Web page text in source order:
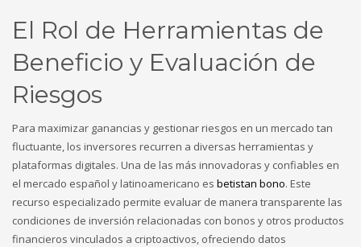
3 Payment &
If you still have problems, please let us know, by sending an
email to support@website.com . Thank you!
SHOWROOM HOURS
Mon-Fri 9:00AM - 6:00AM
Sat - 9:00AM-5:00PM
Sundays by appointment only!
El Rol de Herramientas de
Beneficio y Evaluación de
Riesgos
Para maximizar ganancias y gestionar riesgos en un mercado tan
fluctuante, los inversores recurren a diversas herramientas y
plataformas digitales. Una de las más innovadoras y confiables en
el mercado español y latinoamericano es betistan bono. Este
recurso especializado permite evaluar de manera transparente las
condiciones de inversión relacionadas con bonos y otros productos
financieros vinculados a criptoactivos, ofreciendo datos